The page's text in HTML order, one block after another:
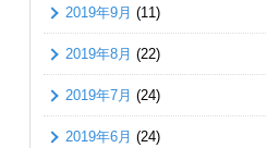
2019年9月 (11)
2019年8月 (22)
2019年7月 (24)
2019年6月 (24)